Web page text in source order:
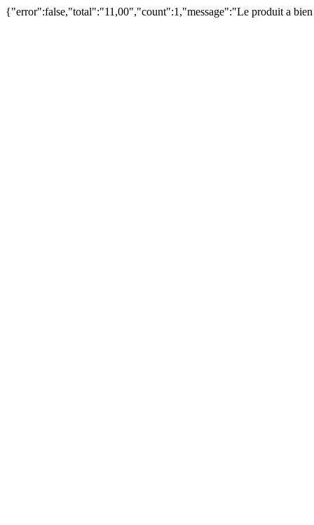
{"error":false,"total":"11,00","count":1,"message":"Le produit a